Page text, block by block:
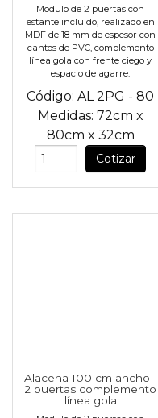
Modulo de 2 puertas con
estante incluido, realizado en
MDF de 18 mm de espesor con
cantos de PVC, complemento
línea gola con frente ciego y
espacio de agarre.
Código: AL 2PG - 80
Medidas: 72cm x
80cm x 32cm
Cotizar
Alacena 100 cm ancho -
2 puertas complemento
línea gola